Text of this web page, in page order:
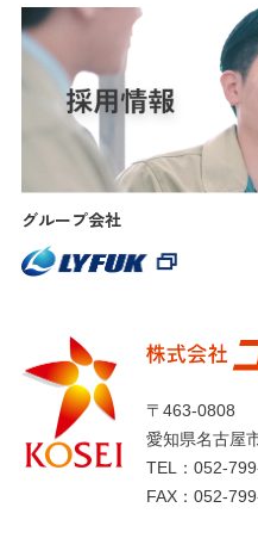
〒463-0808
愛知県名古屋
TEL： 052-
FAX：052-
グループ会社